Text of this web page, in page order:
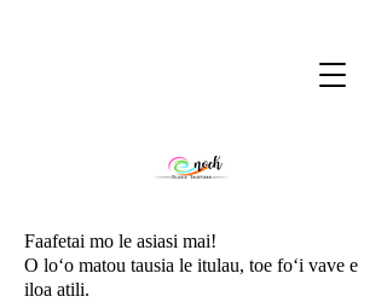
Faafetai mo le asiasi mai!
O loʻo matou tausia le itulau, toe foʻi vave e
iloa atili.